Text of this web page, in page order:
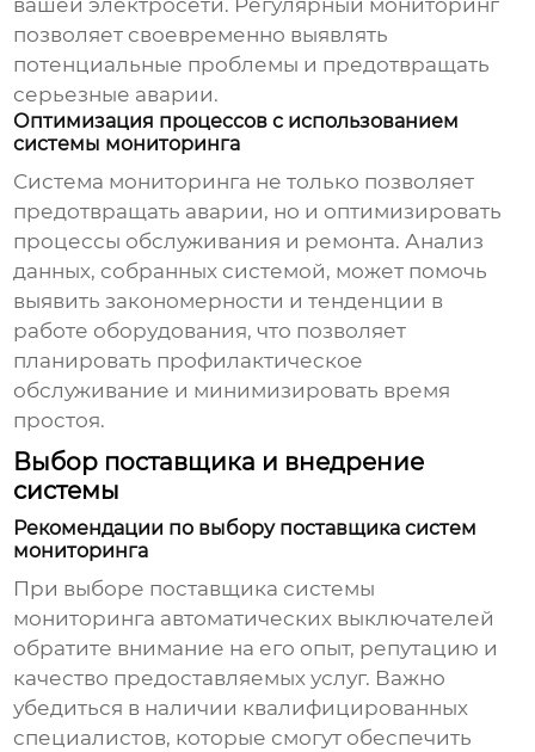
вашей электросети. Регулярный мониторинг
позволяет своевременно выявлять
потенциальные проблемы и предотвращать
серьезные аварии.
Оптимизация процессов с использованием
системы мониторинга
Система мониторинга не только позволяет
предотвращать аварии, но и оптимизировать
процессы обслуживания и ремонта. Анализ
данных, собранных системой, может помочь
выявить закономерности и тенденции в
работе оборудования, что позволяет
планировать профилактическое
обслуживание и минимизировать время
простоя.
Выбор поставщика и внедрение
системы
Рекомендации по выбору поставщика систем
мониторинга
При выборе поставщика системы
мониторинга автоматических выключателей
обратите внимание на его опыт, репутацию и
качество предоставляемых услуг. Важно
убедиться в наличии квалифицированных
специалистов, которые смогут обеспечить